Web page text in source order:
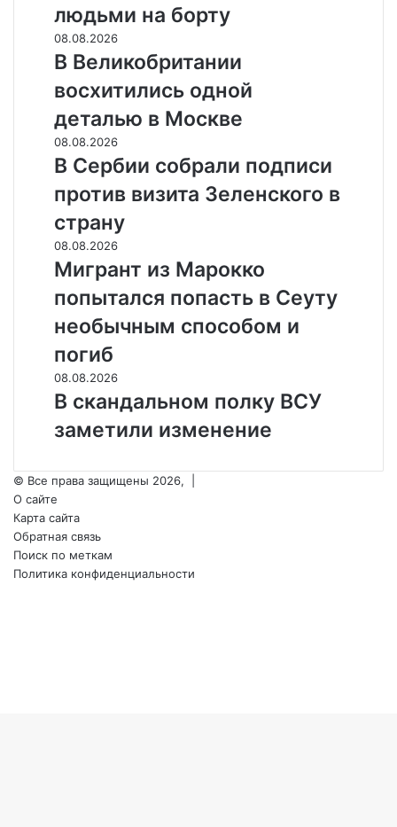
Чехии
вертолет
с
людьми
борту
людьми на борту
В
Великобритании
одной
деталью
в
Москве
08.08.2026
В Великобритании
восхитились одной
деталью в Москве
В
Сербии
собрали
подписи
против
визита
Зеленского
в
страну
08.08.2026
В Сербии собрали подписи
против визита Зеленского в
страну
Мигрант
из
Марокко
попытался
попасть
Сеуту
необычным
способом
и
погиб
08.08.2026
Мигрант из Марокко
попытался попасть в Сеуту
необычным способом и
погиб
В
скандальном
ВСУ
изменение
08.08.2026
В скандальном полку ВСУ
заметили изменение
© Все права защищены 2026, |
О сайте
Карта сайта
Обратная связь
Поиск по меткам
Политика конфиденциальности